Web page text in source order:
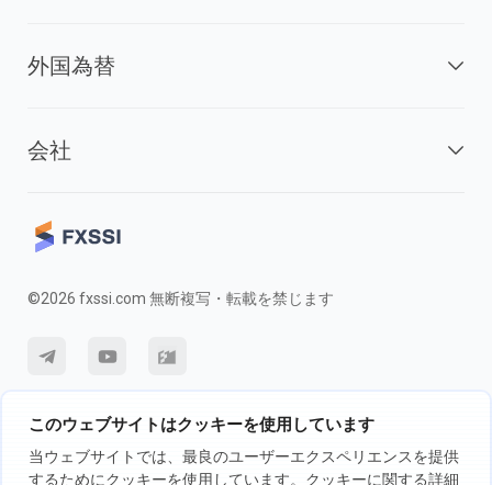
このウェブサイトはクッキーを使用しています
当ウェブサイトでは、最良のユーザーエクスペリエンスを提供
するためにクッキーを使用しています。クッキーに関する詳細
外国為替
会社
©2026 fxssi.com 無断複写・転載を禁じます
利用規約 プライバシーポリシー
リスク開示
クッキーポリシー